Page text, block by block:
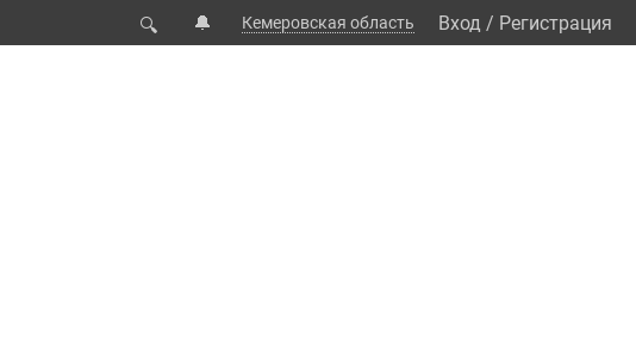
🔍 🔔 Кемеровская область Вход / Регистрация